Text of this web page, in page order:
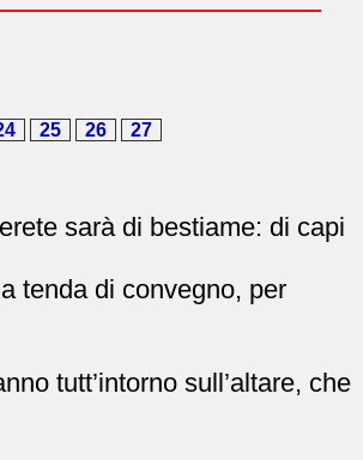
25 26 27
sarà di bestiame: di capi
tenda di convegno, per
tutt’intorno sull’altare, che